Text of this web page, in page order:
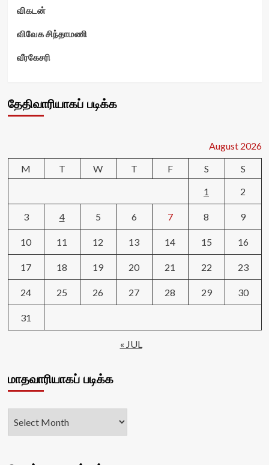
விகடன்
விவேக சிந்தாமணி
வீரகேசரி
தேதிவாரியாகப் படிக்க
August 2026
M
T W T F S
S
1
2
3 4 5 6 7 8 9
10 11 12 13 14 15 16
17 18 19 20 21 22 23
24 25 26 27 28 29 30
31
« JUL
மாதவாரியாகப் படிக்க